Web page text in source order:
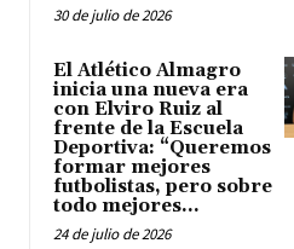
30 de julio de 2026
El Atlético Almagro
inicia una nueva era
con Elviro Ruiz al
frente de la Escuela
Deportiva: “Queremos
formar mejores
futbolistas, pero sobre
todo mejores...
24 de julio de 2026